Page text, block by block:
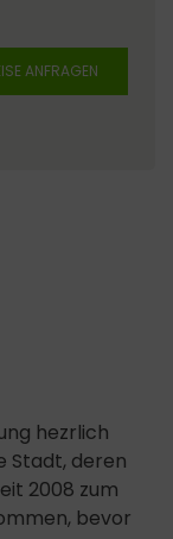
ANFRAGEN
hezrlich
Stadt, deren
2008 zum
bevor